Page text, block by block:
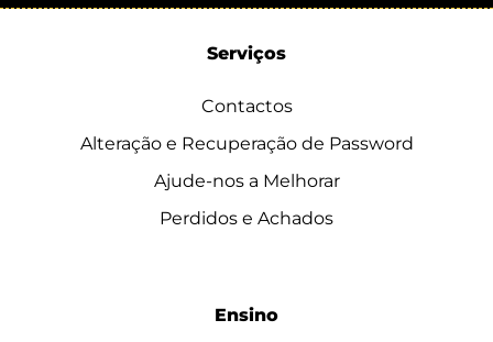
Serviços
Contactos
Alteração e Recuperação de Password
Ajude-nos a Melhorar
Perdidos e Achados
Ensino